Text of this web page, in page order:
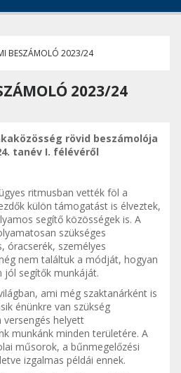
BESZÁMOLÓ 2023/24
2023/24
rövid beszámolója
tanév I. félévéről
ritmusban vették föl a
külön támogatást is élveztek,
segítő közösségek is. A
szükséges
óracserék, személyes
nem találtuk a módját, hogyan
jól segítők munkáját.
ami még szaktanárként is
énünkre van szükség
helyett
munkánk minden területére. A
műsorok, a bűnmegelőzési
izgalmas példái ennek.